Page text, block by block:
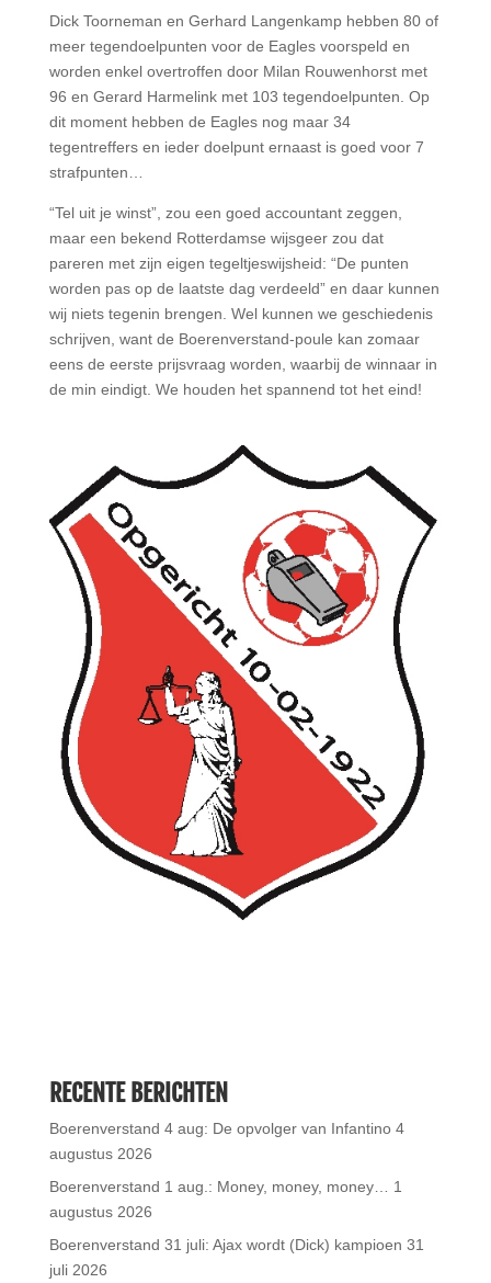
Dick Toorneman en Gerhard Langenkamp hebben 80 of
meer tegendoelpunten voor de Eagles voorspeld en
worden enkel overtroffen door Milan Rouwenhorst met
96 en Gerard Harmelink met 103 tegendoelpunten. Op
dit moment hebben de Eagles nog maar 34
tegentreffers en ieder doelpunt ernaast is goed voor 7
strafpunten…
“Tel uit je winst”, zou een goed accountant zeggen,
maar een bekend Rotterdamse wijsgeer zou dat
pareren met zijn eigen tegeltjeswijsheid: “De punten
worden pas op de laatste dag verdeeld” en daar kunnen
wij niets tegenin brengen. Wel kunnen we geschiedenis
schrijven, want de Boerenverstand-poule kan zomaar
eens de eerste prijsvraag worden, waarbij de winnaar in
de min eindigt. We houden het spannend tot het eind!
RECENTE BERICHTEN
Boerenverstand 4 aug: De opvolger van Infantino 4
augustus 2026
Boerenverstand 1 aug.: Money, money, money… 1
augustus 2026
Boerenverstand 31 juli: Ajax wordt (Dick) kampioen 31
juli 2026